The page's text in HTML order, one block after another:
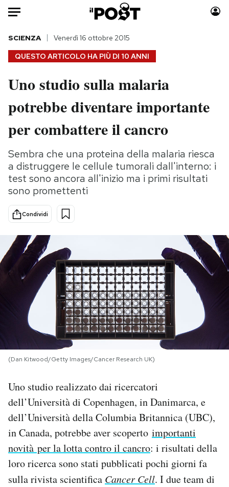
Auto
HOME
Italia
Politica
Tecnologia
Scienza
Cultura
Economia
Sport
Moda
Consumismi
Storie/Idee
Media
Europa
PODCAST
NEWSLETTER
I MIEI PREFERITI
SHOP
CALENDARIO
AREA PERSONALE
Area Personale
Newsletter
Notifiche mobile
Regala il Post
QUESTO ARTICOLO HA PIÙ DI 10 ANNI
SCIENZA Venerdì 16 ottobre 2015
Uno studio sulla malaria
potrebbe diventare importante
per combattere il cancro
Sembra che una proteina della malaria riesca
a distruggere le cellule tumorali dall'interno: i
test sono ancora all'inizio ma i primi risultati
sono promettenti
Condividi
(Dan Kitwood/Getty Images/Cancer Research UK)
Uno studio realizzato dai ricercatori
dell’Università di Copenhagen, in Danimarca, e
dell’Università della Columbia Britannica (UBC),
in Canada, potrebbe aver scoperto importanti
novità per la lotta contro il cancro: i risultati della
loro ricerca sono stati pubblicati pochi giorni fa
sulla rivista scientifica Cancer Cell. I due team di